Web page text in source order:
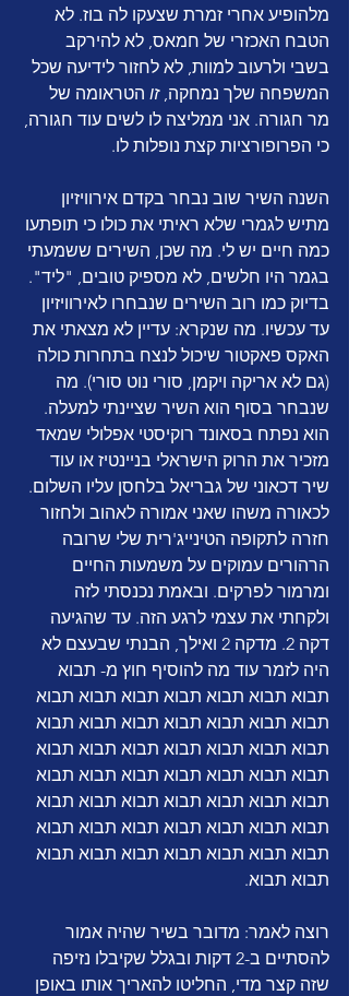
מלהופיע אחרי זמרת שצעקו לה בוז. לא
הטבח האכזרי של חמאס, לא להירקב
בשבי ולרעוב למוות, לא לחזור לידיעה שכל
המשפחה שלך נמחקה, זו הטראומה של
מר חגורה. אני ממליצה לו לשים עוד חגורה,
כי הפרופורציות קצת נופלות לו.
השנה השיר שוב נבחר בקדם אירוויזיון
מתיש לגמרי שלא ראיתי את כולו כי תופתעו
כמה חיים יש לי. מה שכן, השירים ששמעתי
בגמר היו חלשים, לא מספיק טובים, "ליד".
בדיוק כמו רוב השירים שנבחרו לאירוויזיון
עד עכשיו. מה שנקרא: עדיין לא מצאתי את
האקס פאקטור שיכול לנצח בתחרות כולה
(גם לא אריקה ויקמן, סורי נוט סורי). מה
שנבחר בסוף הוא השיר שציינתי למעלה.
הוא נפתח בסאונד רוקיסטי אפלולי שמאד
מזכיר את הרוק הישראלי בניינטיז או עוד
שיר דכאוני של גבריאל בלחסן עליו השלום.
לכאורה משהו שאני אמורה לאהוב ולחזור
חזרה לתקופה הטינייג'רית שלי שרובה
הרהורים עמוקים על משמעות החיים
ומרמור לפרקים. ובאמת נכנסתי לזה
ולקחתי את עצמי לרגע הזה. עד שהגיעה
דקה 2. מדקה 2 ואילך, הבנתי שבעצם לא
היה לזמר עוד מה להוסיף חוץ מ- תבוא
תבוא תבוא תבוא תבוא תבוא תבוא תבוא
תבוא תבוא תבוא תבוא תבוא תבוא תבוא
תבוא תבוא תבוא תבוא תבוא תבוא תבוא
תבוא תבוא תבוא תבוא תבוא תבוא תבוא
תבוא תבוא תבוא תבוא תבוא תבוא תבוא
תבוא תבוא תבוא תבוא תבוא תבוא תבוא
תבוא תבוא תבוא תבוא תבוא תבוא תבוא
תבוא תבוא.
רוצה לאמר: מדובר בשיר שהיה אמור
להסתיים ב-2 דקות ובגלל שקיבלו נזיפה
שזה קצר מדי, החליטו להאריך אותו באופן